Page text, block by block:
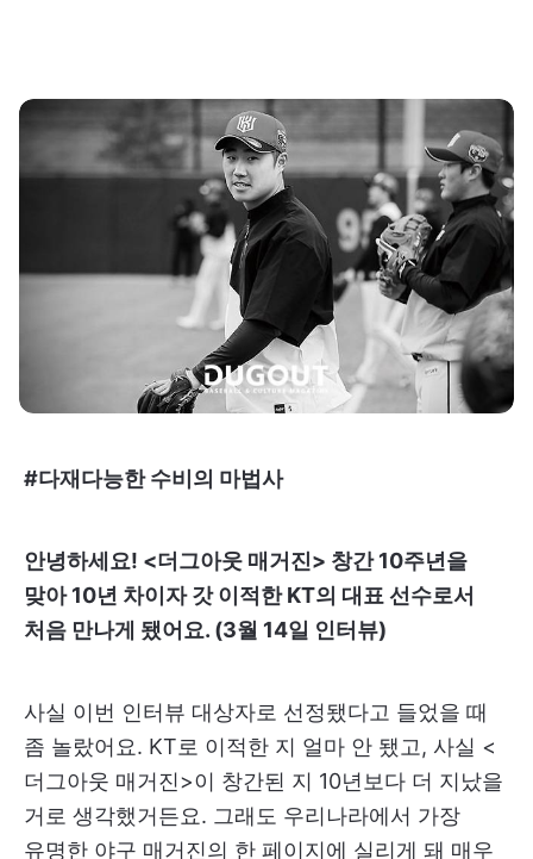
#다재다능한 수비의 마법사
안녕하세요! <더그아웃 매거진> 창간 10주년을
맞아 10년 차이자 갓 이적한 KT의 대표 선수로서
처음 만나게 됐어요. (3월 14일 인터뷰)
사실 이번 인터뷰 대상자로 선정됐다고 들었을 때
좀 놀랐어요. KT로 이적한 지 얼마 안 됐고, 사실 <
더그아웃 매거진>이 창간된 지 10년보다 더 지났을
거로 생각했거든요. 그래도 우리나라에서 가장
유명한 야구 매거진의 한 페이지에 실리게 돼 매우